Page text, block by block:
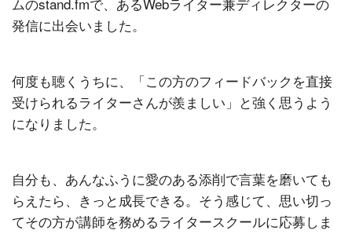
発信に出会いました。
何度も聴くうちに、「この方のフィードバックを直接
受けられるライターさんが羨ましい」と強く思うよう
になりました。
自分も、あんなふうに愛のある添削で言葉を磨いても
らえたら、きっと成長できる。そう感じて、思い切っ
てその方が講師を務めるライタースクールに応募しま